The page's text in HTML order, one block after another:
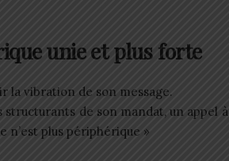
unie et plus forte
la vibration de son message.
structurants de son mandat, un appel à
n’est plus périphérique »